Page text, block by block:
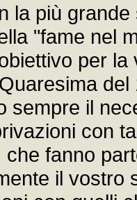
la più
"fame nel
per
sempre il
con
che fanno
il vostro